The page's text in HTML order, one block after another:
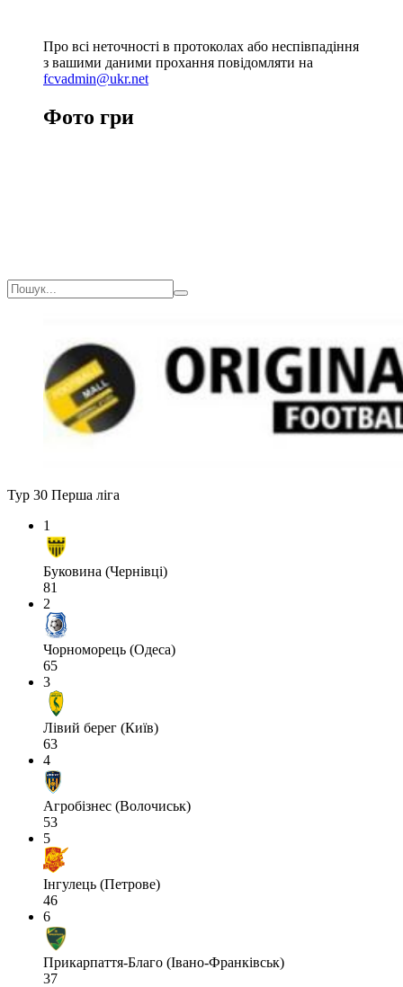
Про всі неточності в протоколах або неспівпадіння
з вашими даними прохання повідомляти на
fcvadmin@ukr.net
Фото гри
Тур 30 Перша ліга
1
Буковина (Чернівці)
81
2
Чорноморець (Одеса)
65
3
Лівий берег (Київ)
63
4
Агробізнес (Волочиськ)
53
5
Інгулець (Петрове)
46
6
Прикарпаття-Благо (Івано-Франківськ)
37